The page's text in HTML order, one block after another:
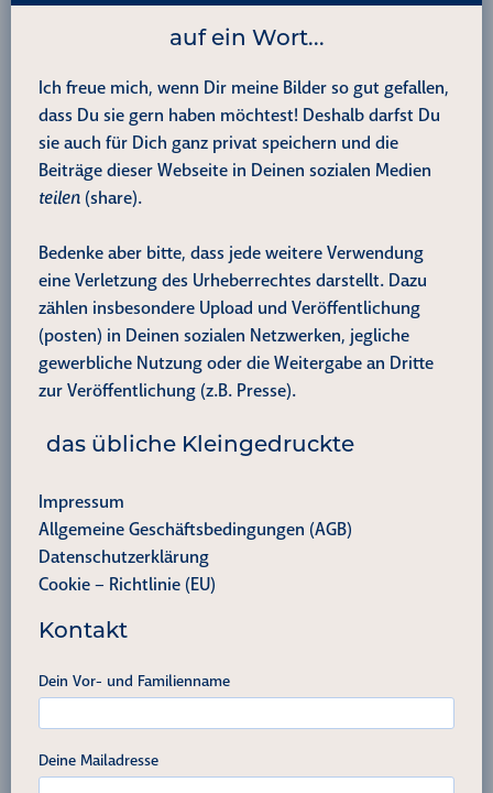
n
p
g
e
o
k
I
n
a
e
auf ein Wort...
Ich freue mich, wenn Dir meine Bilder so gut gefallen,
dass Du sie gern haben möchtest! Deshalb darfst Du
sie auch für Dich ganz privat speichern und die
Beiträge dieser Webseite in Deinen sozialen Medien
teilen (share).
Bedenke aber bitte, dass jede weitere Verwendung
eine Verletzung des Urheberrechtes darstellt. Dazu
zählen insbesondere Upload und Veröffentlichung
(posten) in Deinen sozialen Netzwerken, jegliche
gewerbliche Nutzung oder die Weitergabe an Dritte
zur Veröffentlichung (z.B. Presse).
das übliche Kleingedruckte
Impressum
Allgemeine Geschäftsbedingungen (AGB)
Datenschutzerklärung
Cookie – Richtlinie (EU)
Kontakt
Dein Vor- und Familienname
Deine Mailadresse